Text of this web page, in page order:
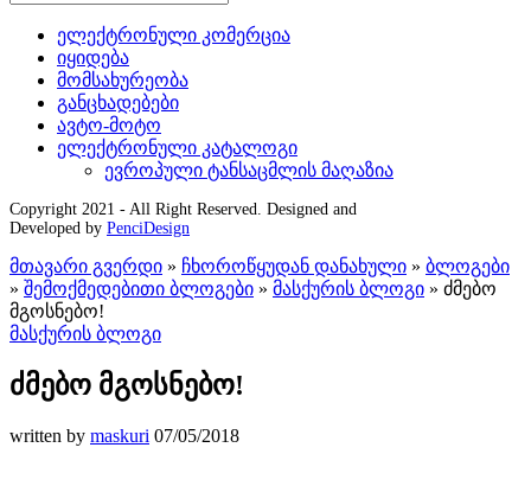
ელექტრონული კომერცია
იყიდება
მომსახურეობა
განცხადებები
ავტო-მოტო
ელექტრონული კატალოგი
ევროპული ტანსაცმლის მაღაზია
Copyright 2021 - All Right Reserved. Designed and
Developed by PenciDesign
მთავარი გვერდი » ჩხოროწყუდან დანახული » ბლოგები
» შემოქმედებითი ბლოგები » მასქურის ბლოგი » ძმებო
მგოსნებო!
მასქურის ბლოგი
ძმებო მგოსნებო!
written by maskuri 07/05/2018